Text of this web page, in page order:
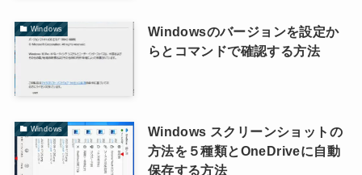
Windows
Windowsのバージョンを設定か
らとコマンドで確認する方法
Windows
Windows スクリーンショットの
方法を５種類とOneDriveに自動
保存する方法